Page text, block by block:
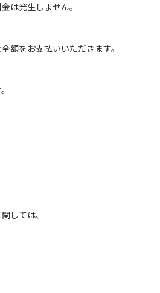
は発生しません。
額をお支払いいただきます。
しては、